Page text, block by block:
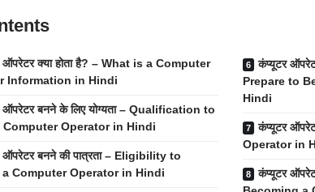
ऑपरेटर क्या होता है? – What is a Computer
Information in Hindi
ऑपरेटर बनने के लिए योग्यता – Qualification to
Computer Operator in Hindi
ऑपरेटर बनने की पात्रता – Eligibility to
a Computer Operator in Hindi
कंप्यूटर
Prepare to
Hindi
कंप्यूटर
Operator in
कंप्यूटर